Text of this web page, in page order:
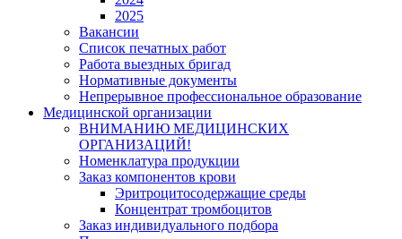
2025
Вакансии
Список печатных работ
Работа выездных бригад
Нормативные документы
Непрерывное профессиональное образование
Медицинской организации
ВНИМАНИЮ МЕДИЦИНСКИХ
ОРГАНИЗАЦИЙ!
Номенклатура продукции
Заказ компонентов крови
Эритроцитосодержащие среды
Концентрат тромбоцитов
Заказ индивидуального подбора